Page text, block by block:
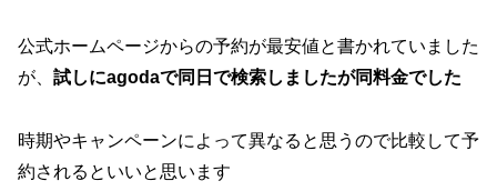
公式ホームページからの予約が最安値と書かれていました
が、 試しにagodaで同日で検索しましたが同料金でした
時期やキャンペーンによって異なると思うので比較して予
約されるといいと思います